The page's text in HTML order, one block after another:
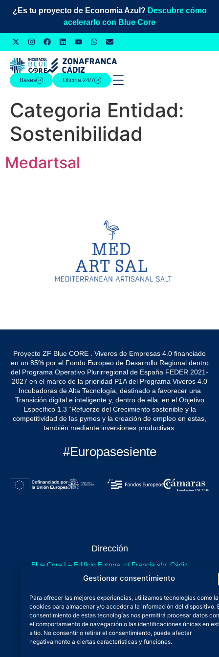
Gestionar consentimiento
Para ofrecer las mejores experiencias, utilizamos tecnologías como
cookies para almacenar y/o acceder a la información del dispositivo.
consentimiento de estas tecnologías nos permitirá procesar datos
el comportamiento de navegación o las identificaciones únicas en
sitio. No consentir o retirar el consentimiento, puede afectar
negativamente a ciertas características y funciones.
¿Es tu proyecto de Economía Azul? Descubre cómo
acelerarlo con Blue Core
Bases Oficina 24/7
Categoria Entidad:
Sostenibilidad
Medartsal
Proyecto ZF Blue CORE . Viveros de Empresas 4.0 financiado
en un 85% por el Fondo Europeo de Desarrollo Regional dentro
del Programa Operativo Plurirregional de España FEDER 2021-
2027 en el marco de la prioridad P1A del Programa Viveros 4.0
Incubadoras de Alta Tecnología, destinado a favorecer una
Transición digital e inteligente y, dentro de ella, en el Objetivo
Específico 1.3 “Refuerzo del Crecimiento sostenible y la
competitividad de las pymes y la creación de empleo en estas,
también mediante inversiones productivas.
#Europasesiente
Dirección
Blue Core I – Edificio Europa, c/ Francia s/n. Cádiz
sede provisional de Blue Core - Incubazul
próximamente.
Teléfono y Whatsapp
600 515 071
De lunes a viernes